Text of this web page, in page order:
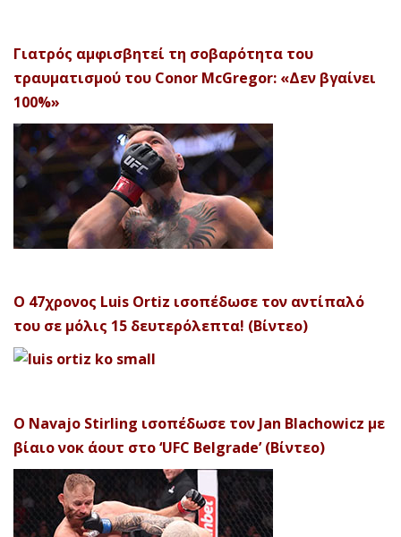
Γιατρός αμφισβητεί τη σοβαρότητα του
τραυματισμού του Conor McGregor: «Δεν βγαίνει
100%»
Ο 47χρονος Luis Ortiz ισοπέδωσε τον αντίπαλό
του σε μόλις 15 δευτερόλεπτα! (Βίντεο)
Ο Navajo Stirling ισοπέδωσε τον Jan Blachowicz με
βίαιο νοκ άουτ στο ‘UFC Belgrade’ (Βίντεο)